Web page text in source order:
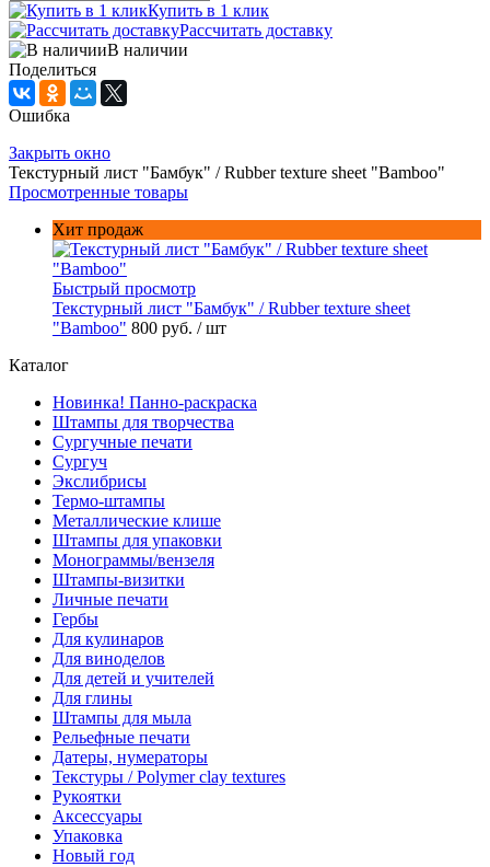
Купить в 1 клик
Рассчитать доставку
В наличии
Поделиться
Ошибка
Закрыть окно
Текстурный лист "Бамбук" / Rubber texture sheet "Bamboo"
Просмотренные товары
Хит продаж
Быстрый просмотр
Текстурный лист "Бамбук" / Rubber texture sheet
"Bamboo" 800 руб. / шт
Каталог
Новинка! Панно-раскраска
Штампы для творчества
Сургучные печати
Сургуч
Экслибрисы
Термо-штампы
Металлические клише
Штампы для упаковки
Монограммы/вензеля
Штампы-визитки
Личные печати
Гербы
Для кулинаров
Для виноделов
Для детей и учителей
Для глины
Штампы для мыла
Рельефные печати
Датеры, нумераторы
Текстуры / Polymer clay textures
Рукоятки
Аксессуары
Упаковка
Новый год